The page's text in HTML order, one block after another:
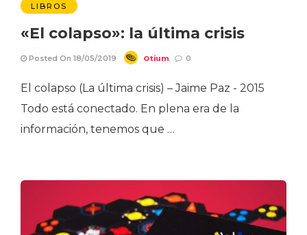
LIBROS
«El colapso»: la última crisis
Posted On 18/05/2019 Otium 0
El colapso (La última crisis) – Jaime Paz - 2015
Todo está conectado. En plena era de la
información, tenemos que …